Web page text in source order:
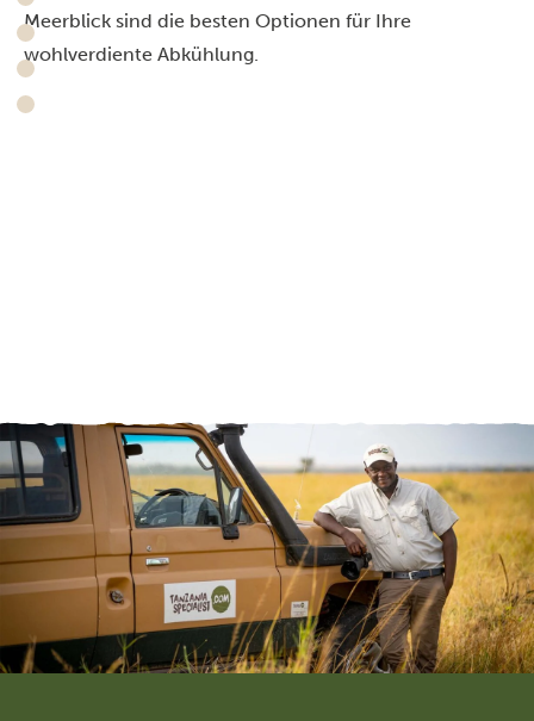
Meerblick sind die besten Optionen für Ihre
wohlverdiente Abkühlung.